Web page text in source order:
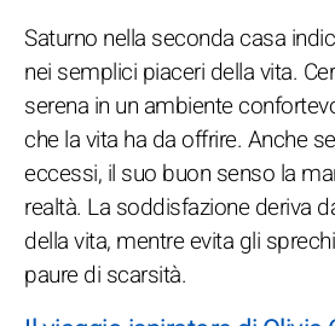
Saturno nella seconda casa
nei semplici piaceri della vita.
serena in un ambiente
che la vita ha da offrire. Anche
eccessi, il suo buon senso la
realtà. La soddisfazione deriva
della vita, mentre evita gli
paure di scarsità.